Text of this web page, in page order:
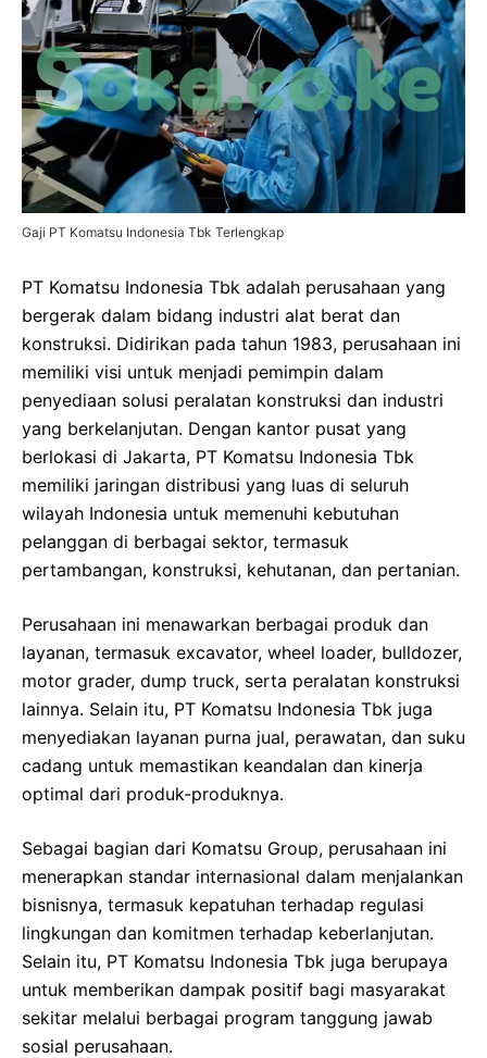
Gaji PT Komatsu Indonesia Tbk Terlengkap
PT Komatsu Indonesia Tbk adalah perusahaan yang
bergerak dalam bidang industri alat berat dan
konstruksi. Didirikan pada tahun 1983, perusahaan ini
memiliki visi untuk menjadi pemimpin dalam
penyediaan solusi peralatan konstruksi dan industri
yang berkelanjutan. Dengan kantor pusat yang
berlokasi di Jakarta, PT Komatsu Indonesia Tbk
memiliki jaringan distribusi yang luas di seluruh
wilayah Indonesia untuk memenuhi kebutuhan
pelanggan di berbagai sektor, termasuk
pertambangan, konstruksi, kehutanan, dan pertanian.
Perusahaan ini menawarkan berbagai produk dan
layanan, termasuk excavator, wheel loader, bulldozer,
motor grader, dump truck, serta peralatan konstruksi
lainnya. Selain itu, PT Komatsu Indonesia Tbk juga
menyediakan layanan purna jual, perawatan, dan suku
cadang untuk memastikan keandalan dan kinerja
optimal dari produk-produknya.
Sebagai bagian dari Komatsu Group, perusahaan ini
menerapkan standar internasional dalam menjalankan
bisnisnya, termasuk kepatuhan terhadap regulasi
lingkungan dan komitmen terhadap keberlanjutan.
Selain itu, PT Komatsu Indonesia Tbk juga berupaya
untuk memberikan dampak positif bagi masyarakat
sekitar melalui berbagai program tanggung jawab
sosial perusahaan.